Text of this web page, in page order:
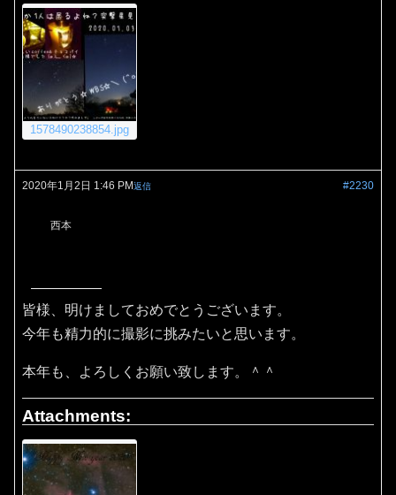
1578490238854.jpg
2020年1月2日 1:46 PM #2230
返信
西本
皆様、明けましておめでとうございます。
今年も精力的に撮影に挑みたいと思います。
本年も、よろしくお願い致します。＾＾
Attachments: